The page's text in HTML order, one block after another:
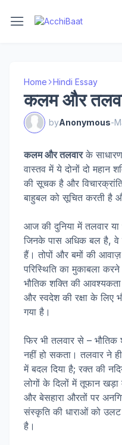
Home Hindi Essay
कलम और
byAnonymous-
कलम और तलवारके
वास्तव में ये दोनों दो महान
की सूचक है और
बाहुबल को सूचित करती है
आज की दुनिया में तलवार
जिनके पास अधिक बल है, वे
हैं। तोपों और बमों की
परिस्थिति का मुकाबला
भौतिक शक्ति की
और स्वदेश की रक्षा के लिए
गया है।
फिर भी तलवार से –
नहीं हो सकता। तलवार ने
में बदल दिया है; रक्त की
लोगों के दिलों में तूफान खड़ा
और बेसहारा औरतों पर
संस्कृति की धाराओं को उलट
है।